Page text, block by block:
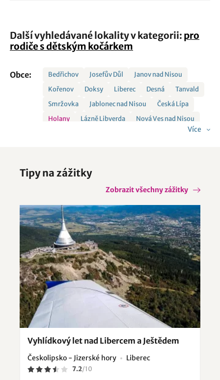
Další vyhledávané lokality v kategorii: pro
rodiče s dětským kočárkem
Obce: Bedřichov Josefův Důl
Janov nad Nisou
Kořenov
Doksy Liberec Desná
Tanvald
Smržovka
Jablonec nad Nisou
Česká Lípa
Holany
Lázně Libverda
Nová Ves nad Nisou
Více
Tipy na zážitky
Zobrazit všechny zážitky
Vyhlídkový let nad Libercem a Ještědem
Českolipsko - Jizerské hory Liberec
7.2/10